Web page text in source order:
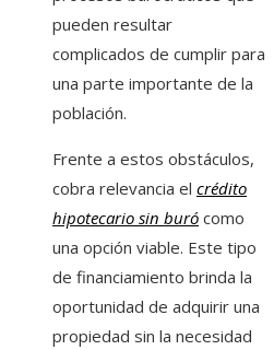
pueden resultar
complicados de cumplir para
una parte importante de la
población.
Frente a estos obstáculos,
cobra relevancia el crédito
hipotecario sin buró como
una opción viable. Este tipo
de financiamiento brinda la
oportunidad de adquirir una
propiedad sin la necesidad